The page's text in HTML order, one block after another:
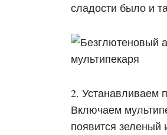
сладости было и
2. Устанавливаем
Включаем
появится